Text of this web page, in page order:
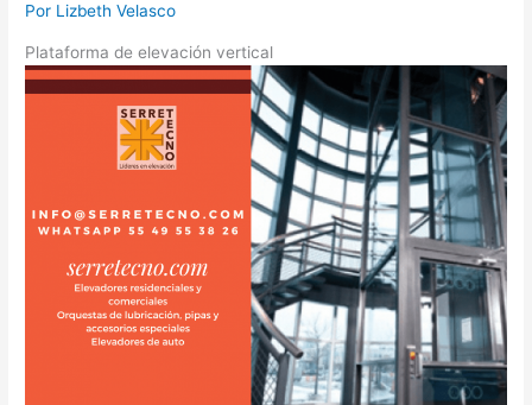
Por Lizbeth Velasco
Plataforma de elevación vertical